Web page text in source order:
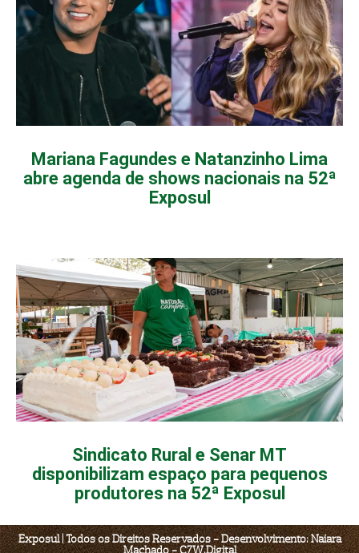
Mariana Fagundes e Natanzinho Lima
abre agenda de shows nacionais na 52ª
Exposul
Sindicato Rural e Senar MT
disponibilizam espaço para pequenos
produtores na 52ª Exposul
Exposul | Todos os Direitos Reservados - Desenvolvimento: Naiara
Machado - C7W.Digital